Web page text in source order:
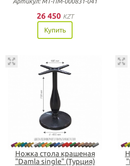
26 450 KZT
Купить
Ножка стола крашеная
"Damla single" (Турция)